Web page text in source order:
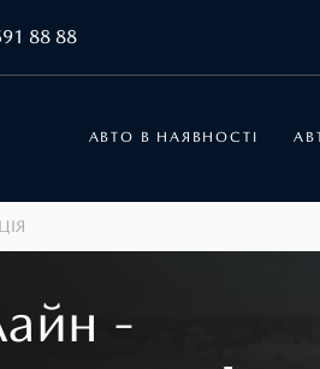
88 88
АВТО В НАЯВНОСТІ
-